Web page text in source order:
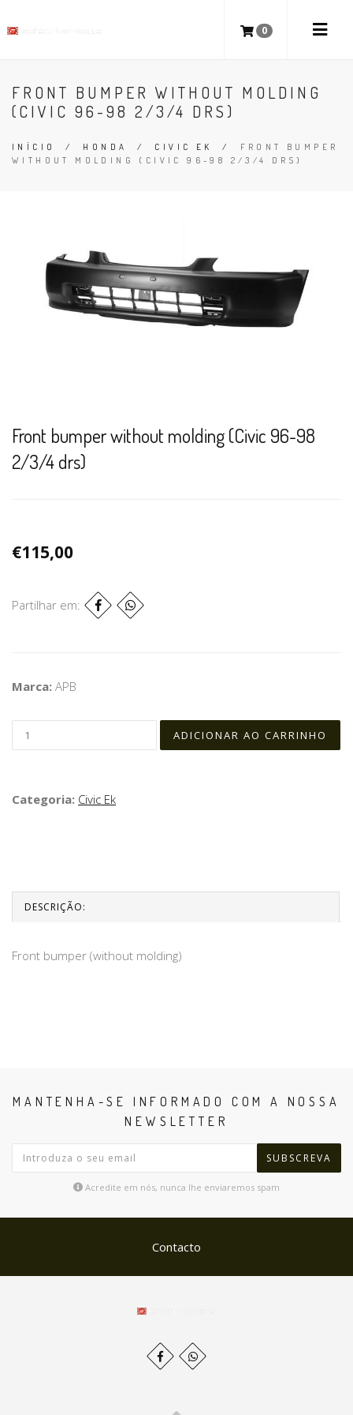
0
FRONT BUMPER WITHOUT MOLDING
(CIVIC 96-98 2/3/4 DRS)
INÍCIO / HONDA / CIVIC EK / FRONT BUMPER
WITHOUT MOLDING (CIVIC 96-98 2/3/4 DRS)
Front bumper without molding (Civic 96-98
2/3/4 drs)
€115,00
Partilhar em:
Marca: APB
Categoria: Civic Ek
DESCRIÇÃO:
Front bumper (without molding)
MANTENHA-SE INFORMADO COM A NOSSA
NEWSLETTER
SUBSCREVA
Acredite em nós, nunca lhe enviaremos spam
Contacto